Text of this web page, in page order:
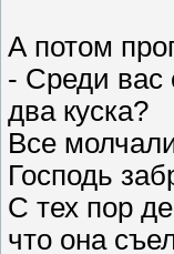
А потом
- Среди вас
два куска?
Все
Господь
С тех пор
что она